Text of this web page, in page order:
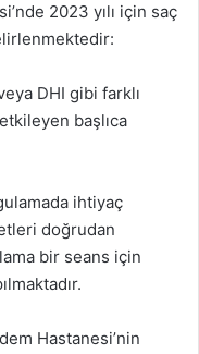
2023 yılı için saç
DHI gibi farklı
başlıca
ihtiyaç
doğrudan
bir seans için
Hastanesi’nin